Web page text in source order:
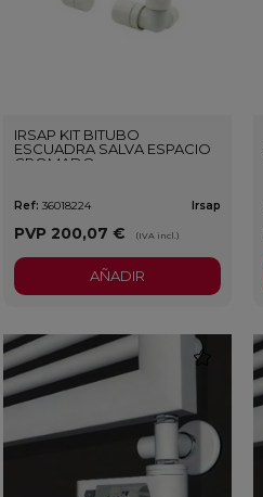
IRSAP KIT BITUBO
ESCUADRA SALVA ESPACIO
CROMADO
Ref: 36018224 Irsap
PVP 200,07 € (IVA incl.)
AÑADIR